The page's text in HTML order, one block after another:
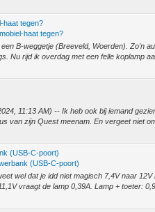
haat tegen?
haat tegen?
B-weggetje (Breeveld, Woerden). Zo'n
Nu rijd ik overdag met een felle koplamp
11:13 AM) -- Ik heb ook bij iemand
van zijn Quest meenam. En vergeet niet
(USB-C-poort)
(USB-C-poort)
wel dat je idd niet magisch 7,4V naar
vraagt de lamp 0,39A. Lamp + toeter: